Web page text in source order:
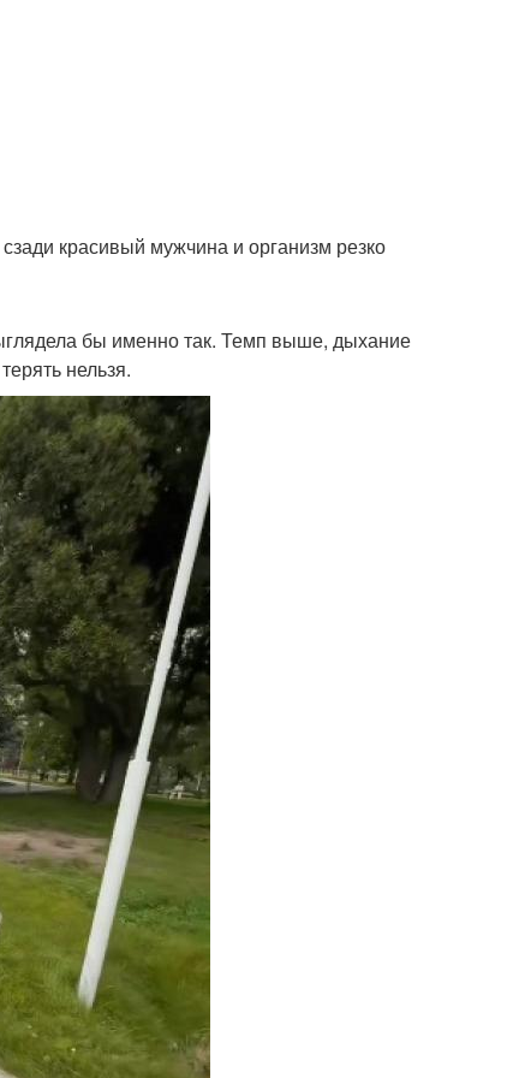
красивый мужчина и организм резко
бы именно так. Темп выше, дыхание
нельзя.